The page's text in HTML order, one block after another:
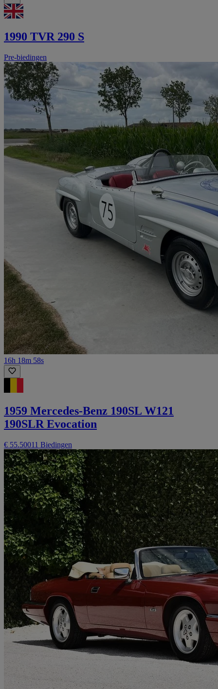
1990 TVR 290 S
Pre-biedingen
16h 18m 58s
1959 Mercedes-Benz 190SL W121
190SLR Evocation
€ 55.50011 Biedingen